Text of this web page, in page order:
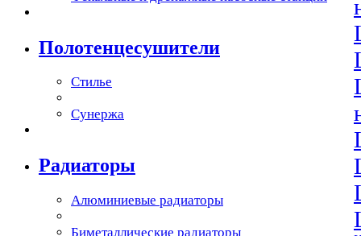
Полотенцесушители
Стилье
Сунержа
Радиаторы
Алюминиевые радиаторы
Биметаллические радиаторы